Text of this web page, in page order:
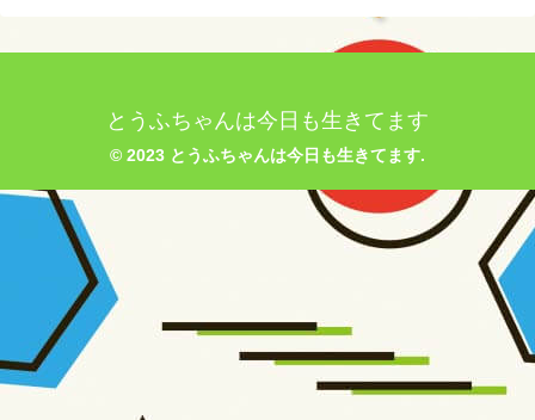
とうふちゃんは今日も生きてます
© 2023 とうふちゃんは今日も生きてます.